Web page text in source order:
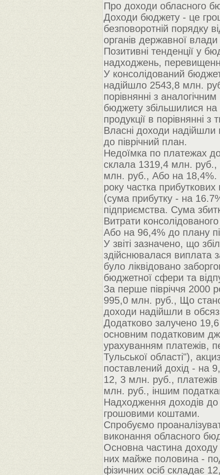
Про доходи обласного
Доходи бюджету - це
безповоротній порядку
органів державної влади
Позитивні тенденції у
надходжень,
У консолідований
надійшло 2543,8 млн.
порівнянні з
бюджету збільшилися на
продукції в порівнянні
Власні доходи
до піврічний план.
Недоїмка по платежах
склала 1319,4 млн. руб.,
млн. руб., Або на 18,4%.
року частка
(сума прибутку - на
підприємства. Сума
Витрати
Або на 96,4% до плану
У звіті зазначено, що
здійснювалася виплата
було ліквідовано
бюджетної сфери та
За перше півріччя 2000
995,0 млн. руб., Що
доходи надійшли в
Додатково залучено
основним податковим
урахуванням платежів,
Тульської області"),
поставлений дохід - на
12, 3 млн. руб.,
млн. руб., іншим
Надходження доходів
грошовими коштами.
Спробуємо
виконання обласного
Основна частина
них майже половина -
фізичних осіб складає